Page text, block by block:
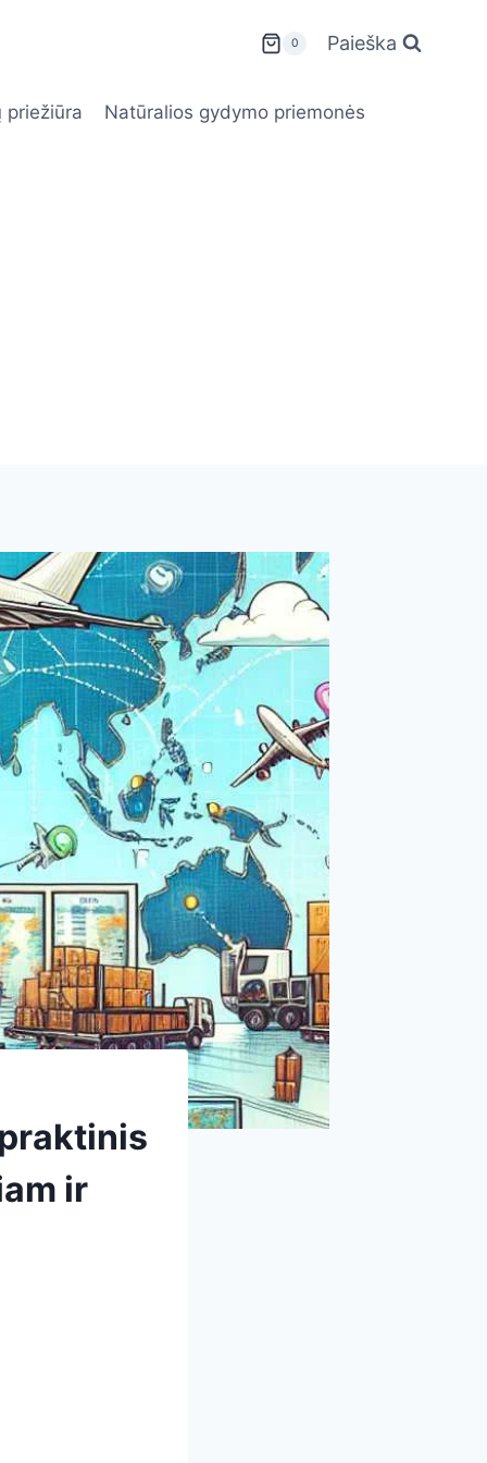
0 Paieška
priežiūra Natūralios gydymo priemonės
ir